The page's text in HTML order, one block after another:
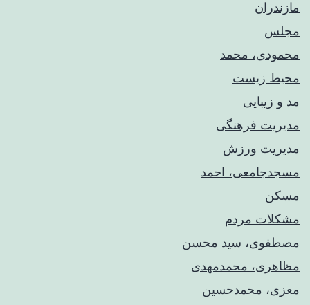
مازندران
مجلس
محمودی، محمد
محیط زیست
مد و زیبایی
مدیریت فرهنگی
مدیریت ورزش
مسجدجامعی، احمد
مسکن
مشکلات مردم
مصطفوی، سید محسن
مظاهری، محمدمهدی
معزی، محمدحسین